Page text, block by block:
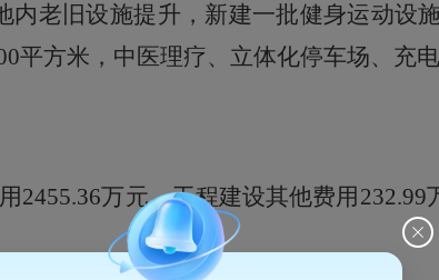
内老旧设施提升，新建一批健身运动设
平方米 ，中医理疗、立体化停车场、充
2455.36万元、工程建设其他费用